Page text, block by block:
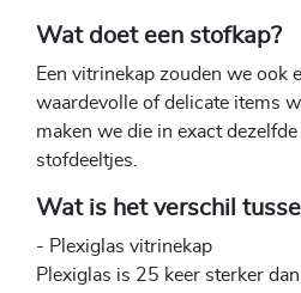
Wat doet een stofkap?
Een vitrinekap zouden we ook
waardevolle of delicate items
maken we die in exact
stofdeeltjes.
Wat is het verschil
- Plexiglas vitrinekap
Plexiglas is 25 keer sterker